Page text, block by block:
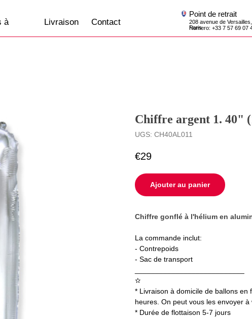
17h
Point de retrait
208 avenue de Versailles, 75016,
Numero: +33 7 57 69 07 45
Livraison Contact
Chiffre argent 1. 40"
UGS: CH40AL011
€29
Ajouter au panier
Сhiffre gonflé à l'hélium en
La commande inclut:
- Contrepoids
- Sac de transport
✫
* Livraison à domicile de ballons
heures. On peut vous les envoyer
* Durée de flottaison 5-7 jours